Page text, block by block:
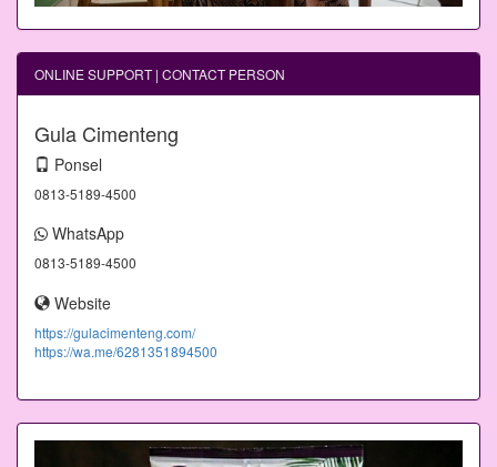
ONLINE SUPPORT | CONTACT PERSON
Gula Cimenteng
Ponsel
0813-5189-4500
WhatsApp
0813-5189-4500
Website
https://gulacimenteng.com/
https://wa.me/6281351894500